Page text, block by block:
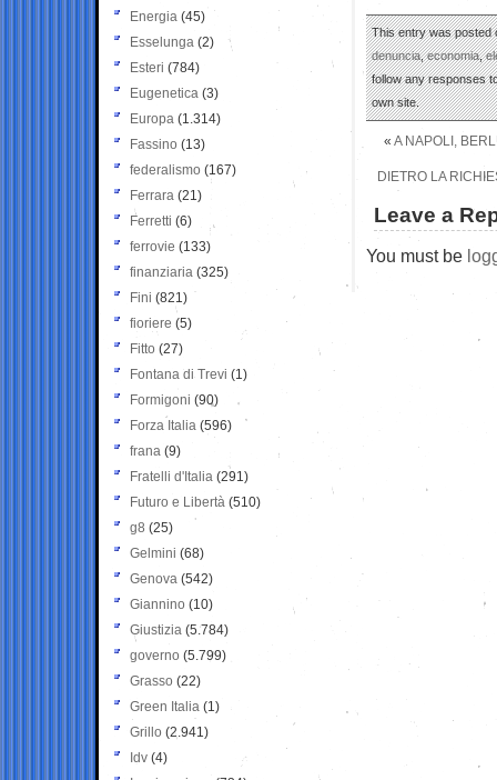
This entry was posted
denuncia,economia,
follow any responses
own site.
« A NAPOLI,
DIETRO LA
Leave a
You must be
Energia (45)
Esselunga (2)
Esteri (784)
Eugenetica (3)
Europa (1.314)
Fassino (13)
federalismo (167)
Ferrara (21)
Ferretti (6)
ferrovie (133)
finanziaria (325)
Fini (821)
fioriere (5)
Fitto (27)
Fontana di Trevi (1)
Formigoni (90)
Forza Italia (596)
frana (9)
Fratelli d'Italia (291)
Futuro e Libertà (510)
g8 (25)
Gelmini (68)
Genova (542)
Giannino (10)
Giustizia (5.784)
governo (5.799)
Grasso (22)
Green Italia (1)
Grillo (2.941)
Idv (4)